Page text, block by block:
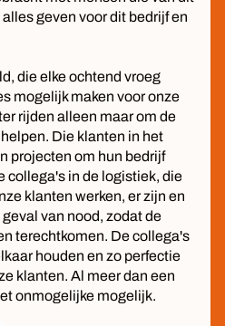
geven voor dit bedrijf en
die elke ochtend vroeg
mogelijk maken voor onze
rijden alleen maar om de
Die klanten in het
projecten om hun bedrijf
collega's in de logistiek, die
klanten werken, er zijn en
van nood, zodat de
terechtkomen. De collega's
houden en zo perfectie
klanten. Al meer dan een
onmogelijke mogelijk.